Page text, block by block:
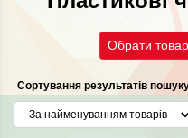
Обрати
Сортування результатів